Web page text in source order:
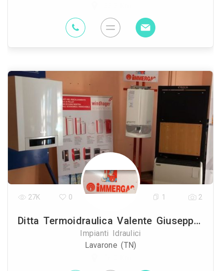
Ditta Termoidraulica Valente Giuseppe- Show Room
Impianti Idraulici
Lavarone (TN)
27K 0 1 2